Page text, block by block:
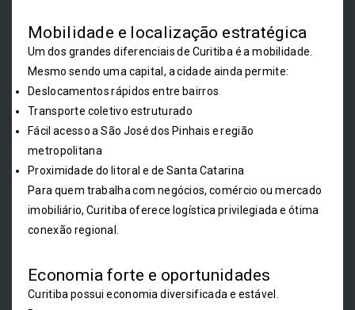
Mobilidade e localização estratégica
Um dos grandes diferenciais de Curitiba é a mobilidade.
Mesmo sendo uma capital, a cidade ainda permite:
Deslocamentos rápidos entre bairros
Transporte coletivo estruturado
Fácil acesso a São José dos Pinhais e região
metropolitana
Proximidade do litoral e de Santa Catarina
Para quem trabalha com negócios, comércio ou mercado
imobiliário, Curitiba oferece logística privilegiada e ótima
conexão regional.
Economia forte e oportunidades
Curitiba possui economia diversificada e estável.